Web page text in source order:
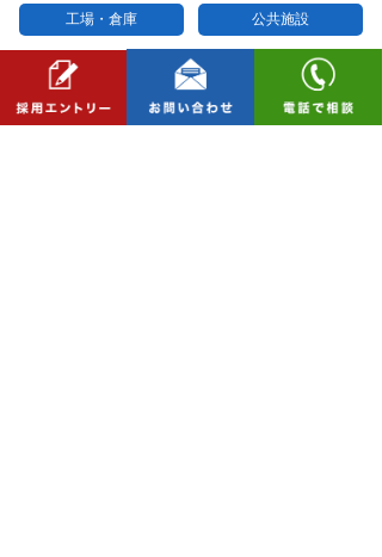
工場・倉庫 公共施設
医療・福祉・保育施設 店舗・事務所等
住宅